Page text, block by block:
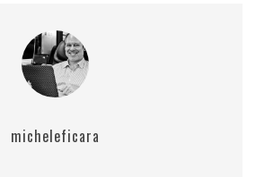
micheleficara